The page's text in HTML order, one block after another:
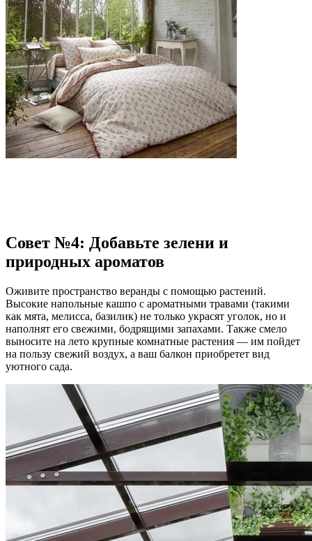
Совет №4: Добавьте зелени и
природных ароматов
Оживите пространство веранды с помощью растений.
Высокие напольные кашпо с ароматными травами (такими
как мята, мелисса, базилик) не только украсят уголок, но и
наполнят его свежими, бодрящими запахами. Также смело
выносите на лето крупные комнатные растения — им пойдет
на пользу свежий воздух, а ваш балкон приобретет вид
уютного сада.